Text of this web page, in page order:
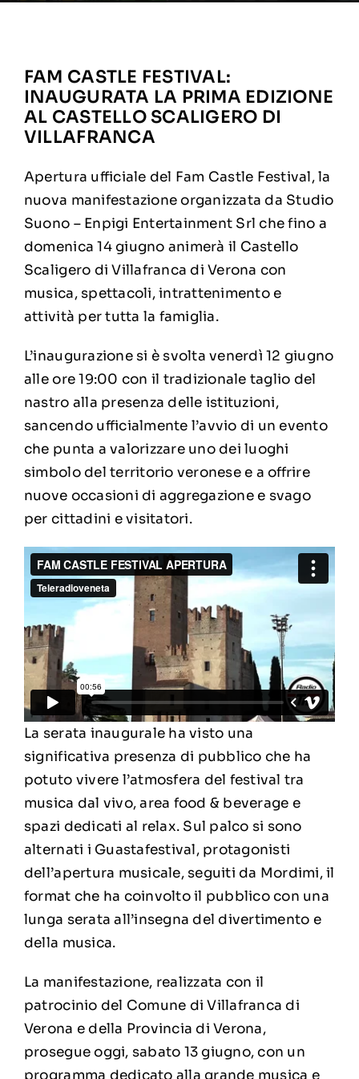
FAM CASTLE FESTIVAL:
INAUGURATA LA PRIMA EDIZIONE
AL CASTELLO SCALIGERO DI
VILLAFRANCA
Apertura ufficiale del Fam Castle Festival, la
nuova manifestazione organizzata da Studio
Suono – Enpigi Entertainment Srl che fino a
domenica 14 giugno animerà il Castello
Scaligero di Villafranca di Verona con
musica, spettacoli, intrattenimento e
attività per tutta la famiglia.
L’inaugurazione si è svolta venerdì 12 giugno
alle ore 19:00 con il tradizionale taglio del
nastro alla presenza delle istituzioni,
sancendo ufficialmente l’avvio di un evento
che punta a valorizzare uno dei luoghi
simbolo del territorio veronese e a offrire
nuove occasioni di aggregazione e svago
per cittadini e visitatori.
La serata inaugurale ha visto una
significativa presenza di pubblico che ha
potuto vivere l’atmosfera del festival tra
musica dal vivo, area food & beverage e
spazi dedicati al relax. Sul palco si sono
alternati i Guastafestival, protagonisti
dell’apertura musicale, seguiti da Mordimi, il
format che ha coinvolto il pubblico con una
lunga serata all’insegna del divertimento e
della musica.
La manifestazione, realizzata con il
patrocinio del Comune di Villafranca di
Verona e della Provincia di Verona,
prosegue oggi, sabato 13 giugno, con un
programma dedicato alla grande musica e